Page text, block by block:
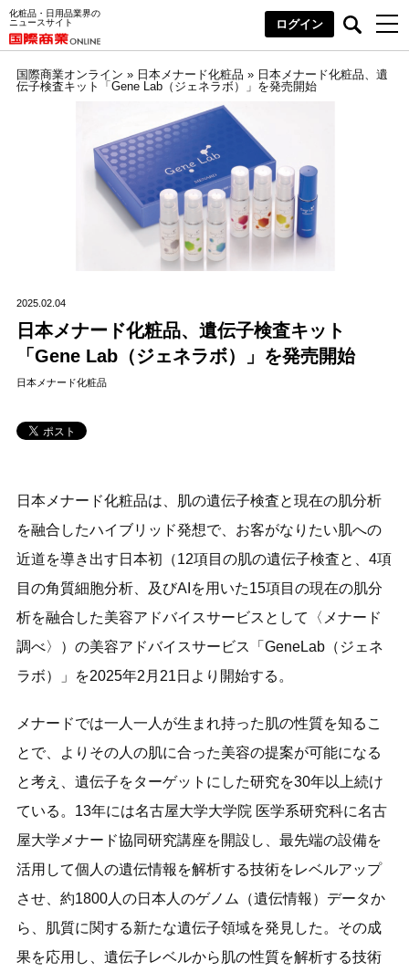
化粧品・日用品業界の
ニュースサイト
ログイン
国際商業オンライン » 日本メナード化粧品 » 日本メナード化粧品、遺
伝子検査キット「Gene Lab（ジェネラボ）」を発売開始
2025.02.04
日本メナード化粧品、遺伝子検査キット
「Gene Lab（ジェネラボ）」を発売開始
日本メナード化粧品
日本メナード化粧品は、肌の遺伝子検査と現在の肌分析
を融合したハイブリッド発想で、お客がなりたい肌への
近道を導き出す日本初（12項目の肌の遺伝子検査と、4項
目の角質細胞分析、及びAIを用いた15項目の現在の肌分
析を融合した美容アドバイスサービスとして〈メナード
調べ〉）の美容アドバイスサービス「GeneLab（ジェネ
ラボ）」を2025年2月21日より開始する。
メナードでは一人一人が生まれ持った肌の性質を知るこ
とで、よりその人の肌に合った美容の提案が可能になる
と考え、遺伝子をターゲットにした研究を30年以上続け
ている。13年には名古屋大学大学院 医学系研究科に名古
屋大学メナード協同研究講座を開設し、最先端の設備を
活用して個人の遺伝情報を解析する技術をレベルアップ
させ、約1800人の日本人のゲノム（遺伝情報）データか
ら、肌質に関する新たな遺伝子領域を発見した。その成
果を応用し、遺伝子レベルから肌の性質を解析する技術